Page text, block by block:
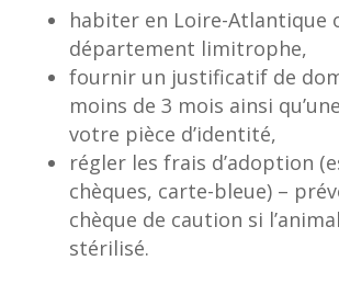
habiter en Loire-Atlantique
département limitrophe,
fournir un justificatif de
moins de 3 mois ainsi
votre pièce d’identité,
régler les frais d’adoption
chèques, carte-bleue) –
chèque de caution si
stérilisé.